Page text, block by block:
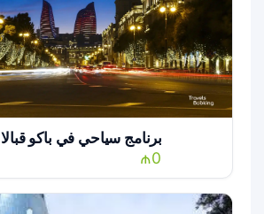
برنامج سياحي في باكو قبالا 4 ليالي 5 أيام
₼0